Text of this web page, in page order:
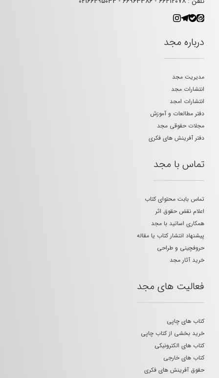
درباره مجد
مدیریت مجد
انتشارات مجد
انتشارات امجد
دفتر مطالعات و آموزش
مجلات حقوقی مجد
دفتر آفرینش های فکری
تماس با مجد
تماس بابت محتوای کتاب
اعلام نقض حقوق اثر
همکاری اساتید با مجد
پیشنهاد انتشار کتاب یا مقاله
حروفچینی و طراحی
خرید آثار مجد
فعالیت های مجد
کتاب های چاپی
خرید بخشی از کتاب چاپی
کتاب های الکترونیکی
کتاب های خارجی
حقوق آفرینش های فکری